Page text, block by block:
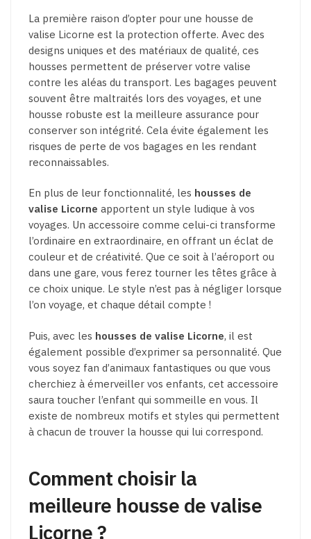
La première raison d’opter pour une housse de
valise Licorne est la protection offerte. Avec des
designs uniques et des matériaux de qualité, ces
housses permettent de préserver votre valise
contre les aléas du transport. Les bagages peuvent
souvent être maltraités lors des voyages, et une
housse robuste est la meilleure assurance pour
conserver son intégrité. Cela évite également les
risques de perte de vos bagages en les rendant
reconnaissables.
En plus de leur fonctionnalité, les housses de
valise Licorne apportent un style ludique à vos
voyages. Un accessoire comme celui-ci transforme
l’ordinaire en extraordinaire, en offrant un éclat de
couleur et de créativité. Que ce soit à l’aéroport ou
dans une gare, vous ferez tourner les têtes grâce à
ce choix unique. Le style n’est pas à négliger lorsque
l’on voyage, et chaque détail compte !
Puis, avec les housses de valise Licorne, il est
également possible d’exprimer sa personnalité. Que
vous soyez fan d’animaux fantastiques ou que vous
cherchiez à émerveiller vos enfants, cet accessoire
saura toucher l’enfant qui sommeille en vous. Il
existe de nombreux motifs et styles qui permettent
à chacun de trouver la housse qui lui correspond.
Comment choisir la
meilleure housse de valise
Licorne ?